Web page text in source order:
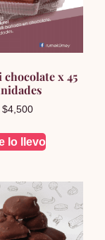
x 45
$4,500
lo llevo